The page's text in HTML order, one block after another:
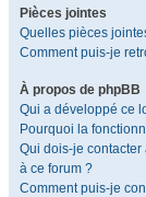
Pièces jointes
Quelles pièces
Comment puis-je
À propos de phpBB
Qui a développé ce
Pourquoi la
Qui dois-je contacter
à ce forum ?
Comment puis-je